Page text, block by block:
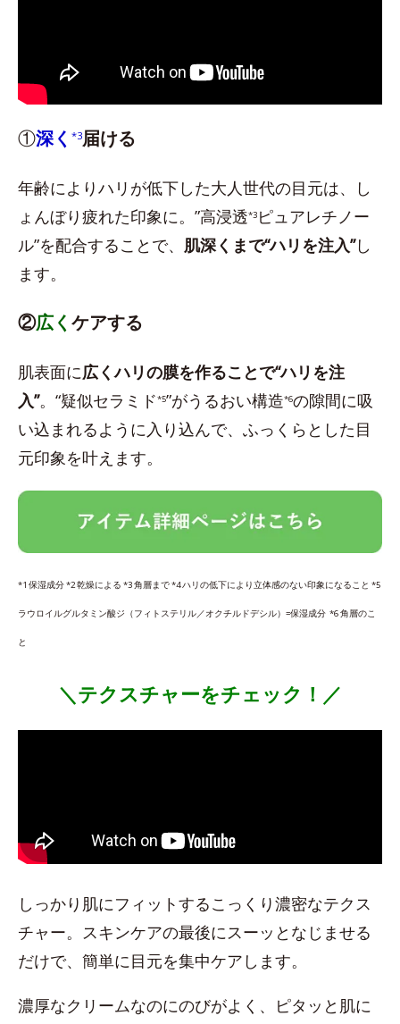
①深く *3届ける
年齢によりハリが低下した大人世代の目元は、し
ょんぼり疲れた印象に。”高浸透*3 ピュアレチノー
ル”を配合することで、 肌深くまで“ハリを注入”し
ます。
②広く ケアする
肌表面に広くハリの膜を作ることで“ハリを注
入”。“疑似セラミド*5”がうるおい構造*6の隙間に吸
い込まれるように入り込んで、ふっくらとした目
元印象を叶えます。
*1 保湿成分 *2 乾燥による *3 角層まで *4 ハリの低下により立体感のない印象になること *5
ラウロイルグルタミン酸ジ（フィトステリル／オクチルドデシル）=保湿成分 *6 角層のこ
と
＼テクスチャーをチェック！／
しっかり肌にフィットするこっくり濃密なテクス
チャー。スキンケアの最後にスーッとなじませる
だけで、簡単に目元を集中ケアします。
濃厚なクリームなのにのびがよく、ピタッと肌に